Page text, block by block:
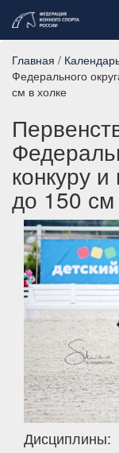
Главная /
Федерального
см в холке
конкуру
до 150 см
Дисциплины: